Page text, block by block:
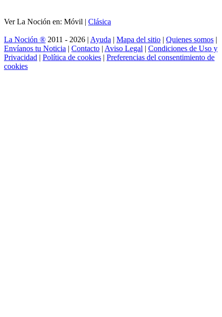
Ver La Noción en: Móvil | Clásica
La Noción ® 2011 - 2026 | Ayuda | Mapa del sitio | Quienes somos |
Envíanos tu Noticia | Contacto | Aviso Legal | Condiciones de Uso y
Privacidad | Política de cookies | Preferencias del consentimiento de
cookies